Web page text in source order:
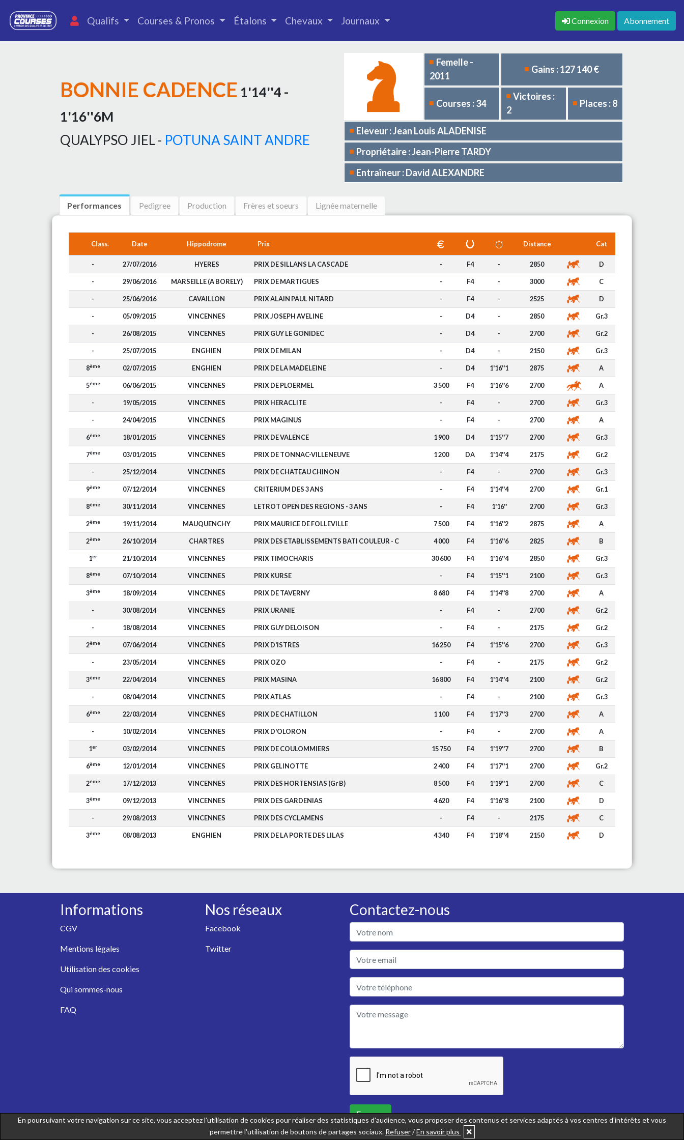
Qualifs Courses & Pronos Étalons Chevaux Journaux Connexion Abonnement
BONNIE CADENCE 1'14''4 -
1'16''6M
QUALYPSO JIEL - POTUNA SAINT ANDRE
Femelle -
2011
Gains : 127 140 €
Courses : 34
Victoires :
2
Places : 8
Eleveur : Jean Louis ALADENISE
Propriétaire : Jean-Pierre TARDY
Entraîneur : David ALEXANDRE
Performances Pedigree Production Frères et soeurs Lignée maternelle
Class. Date Hippodrome Prix Distance Cat
- 27/07/2016 HYERES PRIX DE SILLANS LA CASCADE - F4 - 2850 D
- 29/06/2016 MARSEILLE (A BORELY) PRIX DE MARTIGUES - F4 - 3000 C
- 25/06/2016 CAVAILLON PRIX ALAIN PAUL NITARD - F4 - 2525 D
- 05/09/2015 VINCENNES PRIX JOSEPH AVELINE - D4 - 2850 Gr.3
- 26/08/2015 VINCENNES PRIX GUY LE GONIDEC - D4 - 2700 Gr.2
- 25/07/2015 ENGHIEN PRIX DE MILAN - D4 - 2150 Gr.3
8ème 02/07/2015 ENGHIEN PRIX DE LA MADELEINE - D4 1'16''1 2875 A
5ème 06/06/2015 VINCENNES PRIX DE PLOERMEL 3 500 F4 1'16''6 2700 A
- 19/05/2015 VINCENNES PRIX HERACLITE - F4 - 2700 Gr.3
- 24/04/2015 VINCENNES PRIX MAGINUS - F4 - 2700 A
6ème 18/01/2015 VINCENNES PRIX DE VALENCE 1 900 D4 1'15''7 2700 Gr.3
7ème 03/01/2015 VINCENNES PRIX DE TONNAC-VILLENEUVE 1 200 DA 1'14''4 2175 Gr.2
- 25/12/2014 VINCENNES PRIX DE CHATEAU CHINON - F4 - 2700 Gr.3
9ème 07/12/2014 VINCENNES CRITERIUM DES 3 ANS - F4 1'14''4 2700 Gr.1
8ème 30/11/2014 VINCENNES LETROT OPEN DES REGIONS - 3 ANS - F4 1'16'' 2700 Gr.3
2ème 19/11/2014 MAUQUENCHY PRIX MAURICE DE FOLLEVILLE 7 500 F4 1'16''2 2875 A
2ème 26/10/2014 CHARTRES PRIX DES ETABLISSEMENTS BATI COULEUR - C 4 000 F4 1'16''6 2825 B
1er 21/10/2014 VINCENNES PRIX TIMOCHARIS 30 600 F4 1'16''4 2850 Gr.3
8ème 07/10/2014 VINCENNES PRIX KURSE - F4 1'15''1 2100 Gr.3
3ème 18/09/2014 VINCENNES PRIX DE TAVERNY 8 680 F4 1'14''8 2700 A
- 30/08/2014 VINCENNES PRIX URANIE - F4 - 2700 Gr.2
- 18/08/2014 VINCENNES PRIX GUY DELOISON - F4 - 2175 Gr.2
2ème 07/06/2014 VINCENNES PRIX D'ISTRES 16 250 F4 1'15''6 2700 Gr.3
- 23/05/2014 VINCENNES PRIX OZO - F4 - 2175 Gr.2
3ème 22/04/2014 VINCENNES PRIX MASINA 16 800 F4 1'14''4 2100 Gr.2
- 08/04/2014 VINCENNES PRIX ATLAS - F4 - 2100 Gr.3
6ème 22/03/2014 VINCENNES PRIX DE CHATILLON 1 100 F4 1'17''3 2700 A
- 10/02/2014 VINCENNES PRIX D'OLORON - F4 - 2700 A
1er 03/02/2014 VINCENNES PRIX DE COULOMMIERS 15 750 F4 1'19''7 2700 B
6ème 12/01/2014 VINCENNES PRIX GELINOTTE 2 400 F4 1'17''1 2700 Gr.2
2ème 17/12/2013 VINCENNES PRIX DES HORTENSIAS (Gr B) 8 500 F4 1'19''1 2700 C
3ème 09/12/2013 VINCENNES PRIX DES GARDENIAS 4 620 F4 1'16''8 2100 D
- 29/08/2013 VINCENNES PRIX DES CYCLAMENS - F4 - 2175 C
3ème 08/08/2013 ENGHIEN PRIX DE LA PORTE DES LILAS 4 340 F4 1'18''4 2150 D
Informations
CGV
Mentions légales
Utilisation des cookies
Qui sommes-nous
FAQ
Nos réseaux
Facebook
Twitter
Contactez-nous
Envoyer
En poursuivant votre navigation sur ce site, vous acceptez l'utilisation de cookies pour réaliser des statistiques d'audience, vous proposer des contenus et services adaptés à vos centres d'intérêts et vous
permettre l'utilisation de boutons de partages sociaux. Refuser/En savoir plus